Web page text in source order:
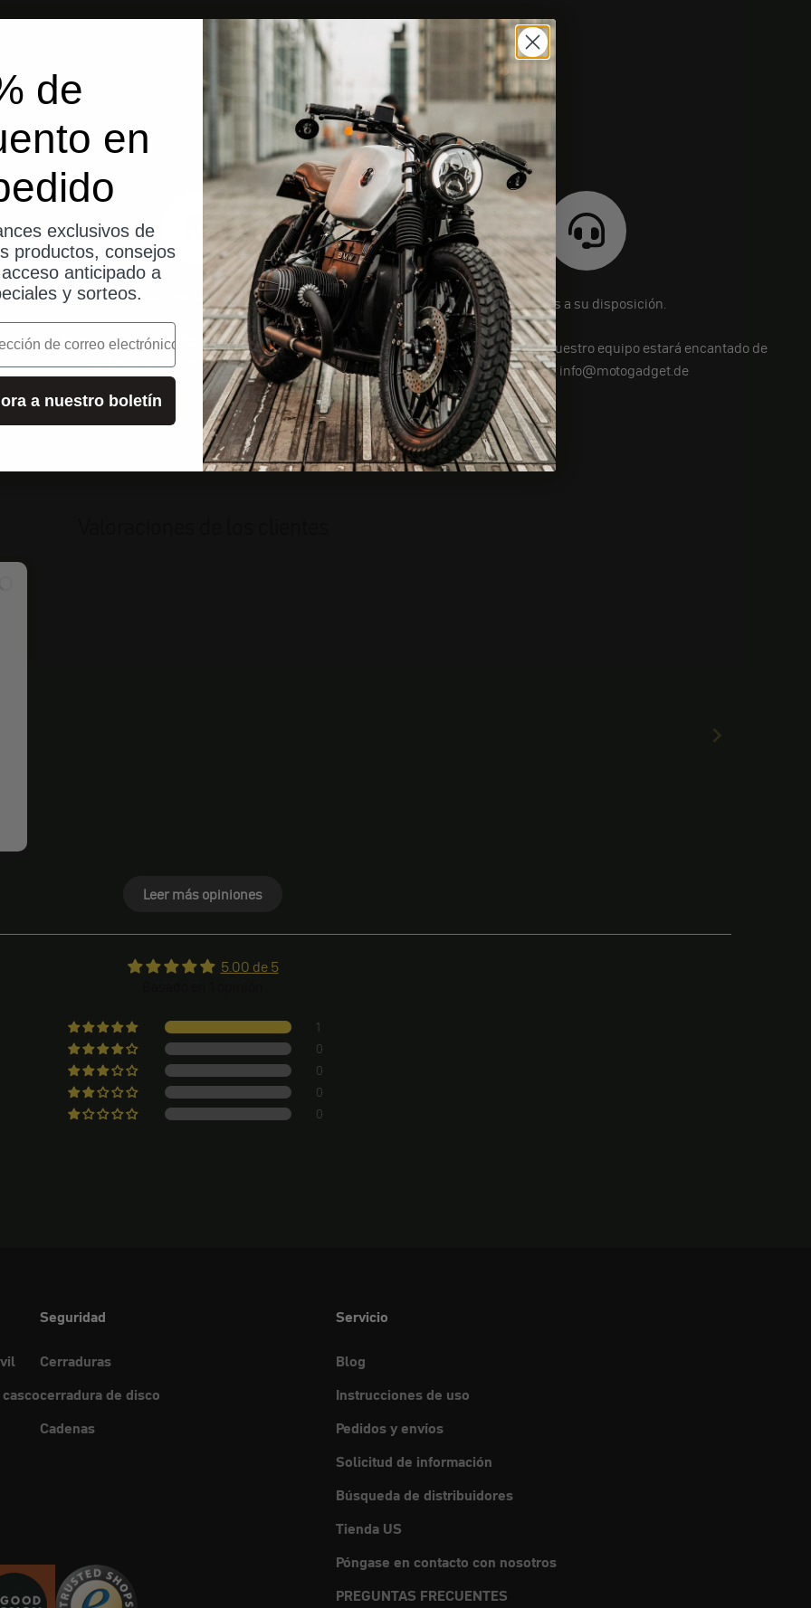
14 días de prueba sin riesgo
¿No está satisfecho? No hay problema. Si no está
satisfecho, puede devolvernos su pedido.
Estamos a su disposición.
¿Aún tiene preguntas? Nuestro equipo estará encantado de
ayudarle en info@motogadget.de
Leer más opiniones
5.00 de 5
1
0
0
0
0
Seguridad
Cerraduras
cerradura de disco
Cadenas
Servicio
Blog
Instrucciones de uso
Pedidos y envíos
Solicitud de información
Búsqueda de distribuidores
Tienda US
Póngase en contacto con nosotros
PREGUNTAS FRECUENTES
de
en
exclusivos de
productos, consejos
anticipado a
y sorteos.
a nuestro boletín